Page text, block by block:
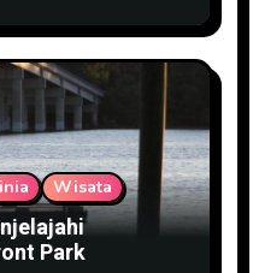
Wisata
Park